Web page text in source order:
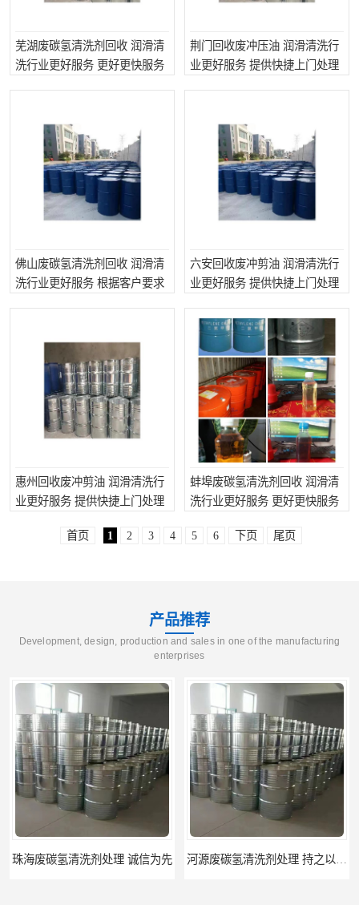
芜湖废碳氢清洗剂回收 润滑清
洗行业更好服务 更好更快服务
荆门回收废冲压油 润滑清洗行
业更好服务 提供快捷上门处理
佛山废碳氢清洗剂回收 润滑清
洗行业更好服务 根据客户要求
六安回收废冲剪油 润滑清洗行
业更好服务 提供快捷上门处理
惠州回收废冲剪油 润滑清洗行
业更好服务 提供快捷上门处理
蚌埠废碳氢清洗剂回收 润滑清
洗行业更好服务 更好更快服务
首页 1 2 3 4 5 6 下页 尾页
产品推荐
Development, design, production and sales in one of the manufacturing
enterprises
珠海废碳氢清洗剂处理 诚信为先